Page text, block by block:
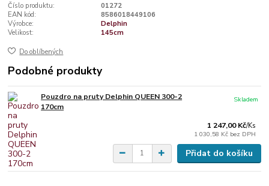
Číslo produktu:
01272
EAN kód:
8586018449106
Výrobce:
Delphin
Velikost:
145cm
Do oblíbených
Podobné produkty
Pouzdro na pruty Delphin QUEEN 300-2
170cm
1 247,00 Kč/Ks
1 030,58 Kč bez DPH
Skladem
Přidat do košíku